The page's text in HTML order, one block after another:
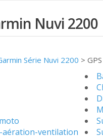
Nuvi 2200
Série Nuvi 2200 >
ventilation